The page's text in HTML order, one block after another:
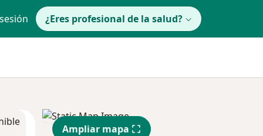
¿Eres profesional de la salud?
Ampliar mapa